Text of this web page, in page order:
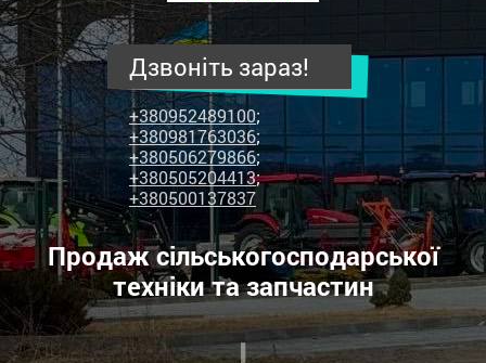
сільськогосподарської
техніки
та
запчастин
Дзвоніть зараз!
+380952489100;
+380981763036;
+380506279866;
+380505204413;
+380500137837
Продаж сільськогосподарської
техніки та запчастин